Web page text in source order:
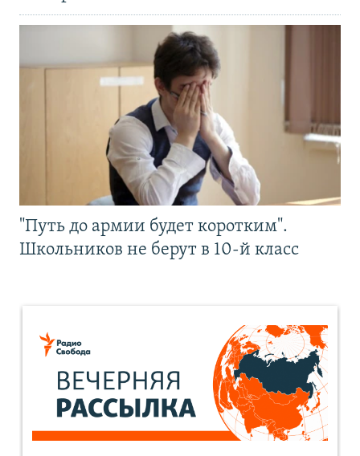
"Путь до армии будет коротким".
Школьников не берут в 10-й класс